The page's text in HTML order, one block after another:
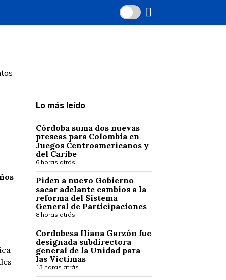
Lo más leído
Córdoba suma dos nuevas
preseas para Colombia en
Juegos Centroamericanos y
del Caribe
6 horas atrás
Piden a nuevo Gobierno
sacar adelante cambios a la
reforma del Sistema
General de Participaciones
8 horas atrás
Cordobesa Iliana Garzón fue
designada subdirectora
general de la Unidad para
las Víctimas
13 horas atrás